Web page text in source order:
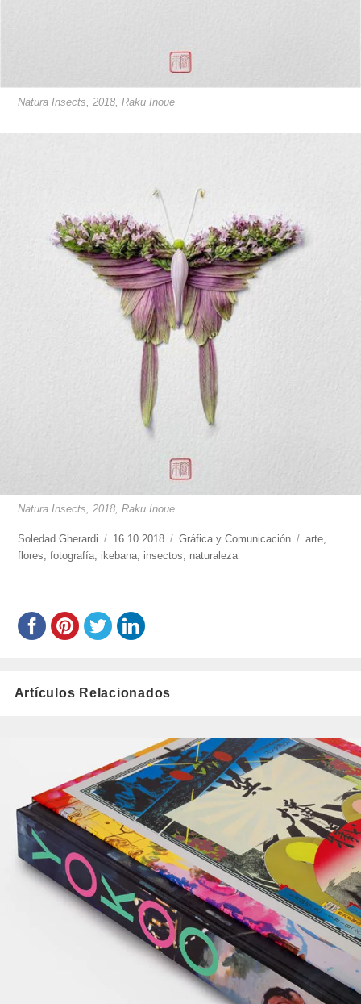
Natura Insects, 2018, Raku Inoue
Natura Insects, 2018, Raku Inoue
https://www.experimenta.es/author/soledad-
gherardi/
Soledad Gherardi
Publicado
el
16.10.2018 Categorías
Gráfica y Comunicación Etiquetas
arte
flores ,fotografía ikebana insectos naturaleza
Artículos Relacionados